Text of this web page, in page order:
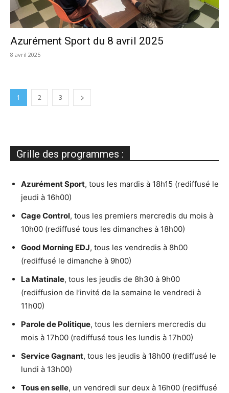
Azurément Sport du 8 avril 2025
8 avril 2025
1 2 3
Grille des programmes :
Azurément Sport, tous les mardis à 18h15 (rediffusé le
jeudi à 16h00)
Cage Control, tous les premiers mercredis du mois à
10h00 (rediffusé tous les dimanches à 18h00)
Good Morning EDJ, tous les vendredis à 8h00
(rediffusé le dimanche à 9h00)
La Matinale, tous les jeudis de 8h30 à 9h00
(rediffusion de l’invité de la semaine le vendredi à
11h00)
Parole de Politique, tous les derniers mercredis du
mois à 17h00 (rediffusé tous les lundis à 17h00)
Service Gagnant, tous les jeudis à 18h00 (rediffusé le
lundi à 13h00)
Tous en selle, un vendredi sur deux à 16h00 (rediffusé